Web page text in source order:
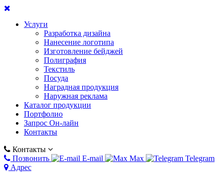
Услуги
Разработка дизайна
Нанесение логотипа
Изготовление бейджей
Полиграфия
Текстиль
Посуда
Наградная продукция
Наружная реклама
Каталог продукции
Портфолио
Запрос Он-лайн
Контакты
Контакты
Позвонить
E-mail Max
Telegram
Адрес